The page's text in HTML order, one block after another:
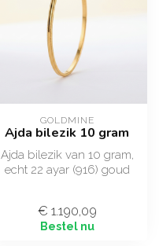
GOLDMINE
Ajda bilezik 10 gram
Ajda bilezik van 10 gram,
echt 22 ayar (916) goud
€ 1.190,09
Bestel nu